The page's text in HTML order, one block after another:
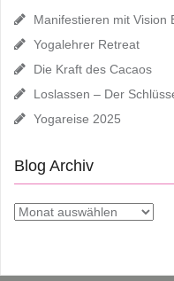
Manifestieren mit Vision
Yogalehrer Retreat
Die Kraft des Cacaos
Loslassen – Der
Yogareise 2025
Blog Archiv
Blog